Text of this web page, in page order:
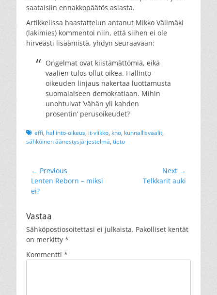
saataisiin ennakkopäätös asiasta.
Artikkelissa haastattelun antanut Mikko Välimäki
(lakimies) kommentoi niin, että siihen ei ole
hirveästi lisäämistä, yhdyn seuraavaan:
Ongelmat ovat kiistämättömiä, eikä
vaalien tulos ollut oikea. Hallinto-
oikeuden linjaus nakertaa luottamusta
suomalaiseen demokratiaan. Mihin
unohtuivat ’vähän yli kahden
prosentin’ perusoikeudet?
Tagseffi, hallinto-oikeus, it-viikko, kho, kunnallisvaalit,
sähköinen äänestysjärjestelmä, tieto
Artikkelien
selaus
← Previous
Previous
post:
Lenten Reborn – miksi
ei?
Next →
Telkkarit auki
Vastaa
Sähköpostiosoitettasi ei julkaista. Pakolliset kentät
on merkitty *
Kommentti *